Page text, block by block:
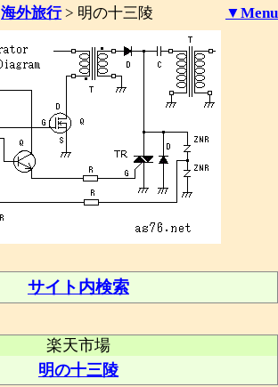
海外旅行> 明の十三陵 ▼Menu
サイト内検索
楽天市場
明の十三陵